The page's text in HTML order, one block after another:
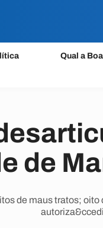
Qual a
de
de maus tratos;